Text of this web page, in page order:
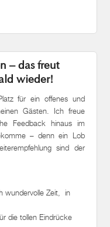
– das freut
wieder!
für ein offenes und
Gästen. Ich freue
Feedback hinaus im
– denn ein Lob
sind der
wundervolle Zeit, in
die tollen Eindrücke